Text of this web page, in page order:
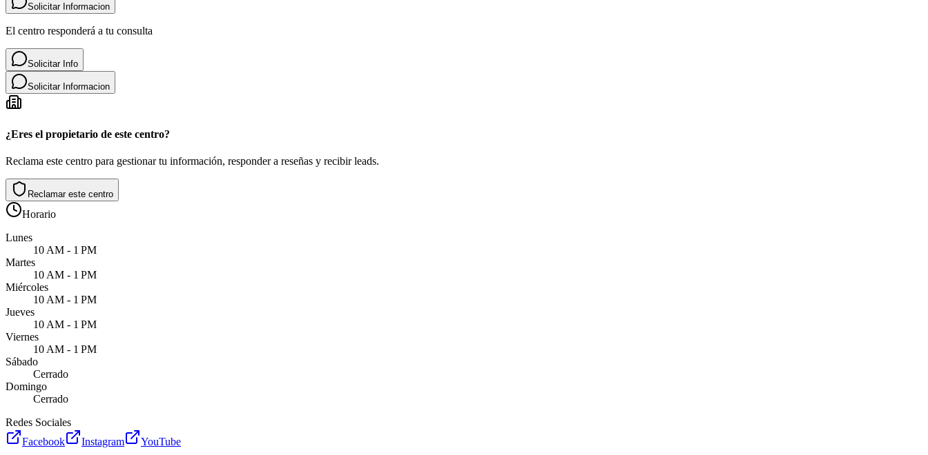
Solicitar Informacion
El centro responderá a tu consulta
Solicitar Info
Solicitar Informacion
¿Eres el propietario de este centro?
Reclama este centro para gestionar tu información, responder a reseñas y recibir leads.
Reclamar este centro
Horario
Lunes
10 AM - 1 PM
Martes
10 AM - 1 PM
Miércoles
10 AM - 1 PM
Jueves
10 AM - 1 PM
Viernes
10 AM - 1 PM
Sábado
Cerrado
Domingo
Cerrado
Redes Sociales
Facebook
Instagram YouTube